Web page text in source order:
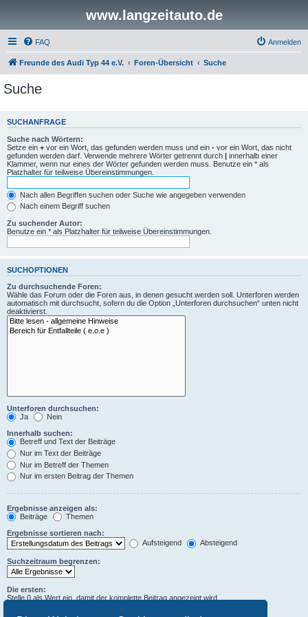
www.langzeitauto.de
FAQ Anmelden
Freunde des Audi Typ 44 e.V. Foren-Übersicht Suche
Suche
SUCHANFRAGE
Suche nach Wörtern:
Setze ein + vor ein Wort, das gefunden werden muss und ein - vor ein Wort, das nicht
gefunden werden darf. Verwende mehrere Wörter getrennt durch | innerhalb einer
Klammer, wenn nur eines der Wörter gefunden werden muss. Benutze ein * als
Platzhalter für teilweise Übereinstimmungen.
Nach allen Begriffen suchen oder Suche wie angegeben verwenden
Nach einem Begriff suchen
Zu suchender Autor:
Benutze ein * als Platzhalter für teilweise Übereinstimmungen.
SUCHOPTIONEN
Zu durchsuchende Foren:
Wähle das Forum oder die Foren aus, in denen gesucht werden soll. Unterforen werden
automatisch mit durchsucht, sofern du die Option „Unterforen durchsuchen“ unten nicht
deaktivierst.
Unterforen durchsuchen:
Ja
Nein
Innerhalb suchen:
Betreff und Text der Beiträge
Nur im Text der Beiträge
Nur im Betreff der Themen
Nur im ersten Beitrag der Themen
Ergebnisse anzeigen als:
Beiträge
Themen
Ergebnisse sortieren nach:
Aufsteigend
Absteigend
Suchzeitraum begrenzen:
Die ersten:
Stelle 0 als Wert ein, damit der komplette Beitrag angezeigt wird.